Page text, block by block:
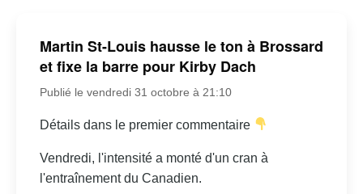
Martin St-Louis hausse le ton à Brossard
et fixe la barre pour Kirby Dach
Publié le vendredi 31 octobre à 21:10
Détails dans le premier commentaire
Vendredi, l'intensité a monté d'un cran à
l'entraînement du Canadien.